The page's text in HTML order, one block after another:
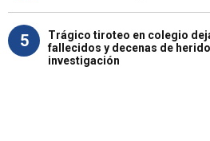
5
Trágico tiroteo en colegio
fallecidos y decenas de
investigación